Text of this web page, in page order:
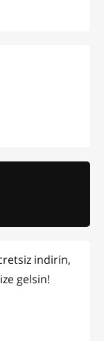
indirin,
gelsin!